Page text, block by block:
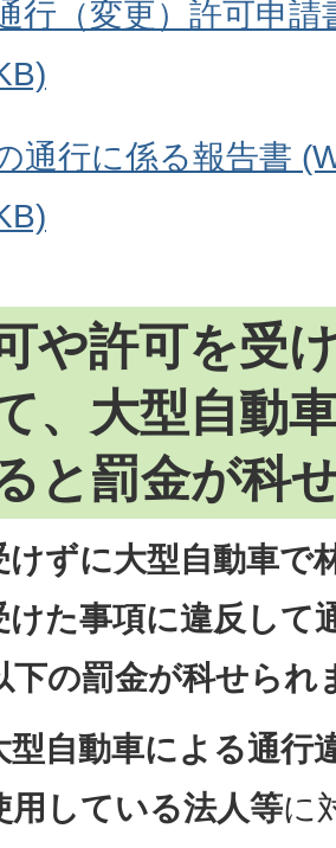
行（変更）許可申
通行に係る報告書
や許可を受
、大型自動
と罰金が科
けずに大型自動車で
けた事項に違反して
下の罰金が科せられ
型自動車による通行
用している法人等に